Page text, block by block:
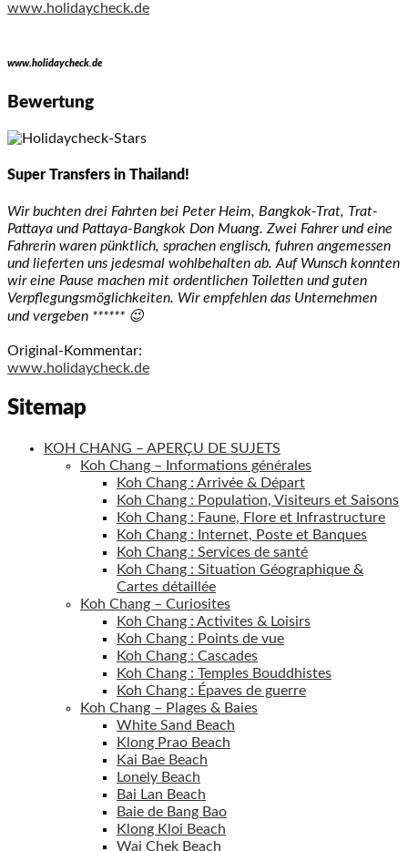
www.holidaycheck.de
www.holidaycheck.de
Bewertung
Super Transfers in Thailand!
Wir buchten drei Fahrten bei Peter Heim, Bangkok-Trat, Trat-
Pattaya und Pattaya-Bangkok Don Muang. Zwei Fahrer und eine
Fahrerin waren pünktlich, sprachen englisch, fuhren angemessen
und lieferten uns jedesmal wohlbehalten ab. Auf Wunsch konnten
wir eine Pause machen mit ordentlichen Toiletten und guten
Verpflegungsmöglichkeiten. Wir empfehlen das Unternehmen
und vergeben ****** 😉
Original-Kommentar:
www.holidaycheck.de
Sitemap
KOH CHANG – APERÇU DE SUJETS
Koh Chang – Informations générales
Koh Chang : Arrivée & Départ
Koh Chang : Population, Visiteurs et Saisons
Koh Chang : Faune, Flore et Infrastructure
Koh Chang : Internet, Poste et Banques
Koh Chang : Services de santé
Koh Chang : Situation Géographique &
Cartes détaillée
Koh Chang – Curiosites
Koh Chang : Activites & Loisirs
Koh Chang : Points de vue
Koh Chang : Cascades
Koh Chang : Temples Bouddhistes
Koh Chang : Épaves de guerre
Koh Chang – Plages & Baies
White Sand Beach
Klong Prao Beach
Kai Bae Beach
Lonely Beach
Bai Lan Beach
Baie de Bang Bao
Klong Kloi Beach
Wai Chek Beach